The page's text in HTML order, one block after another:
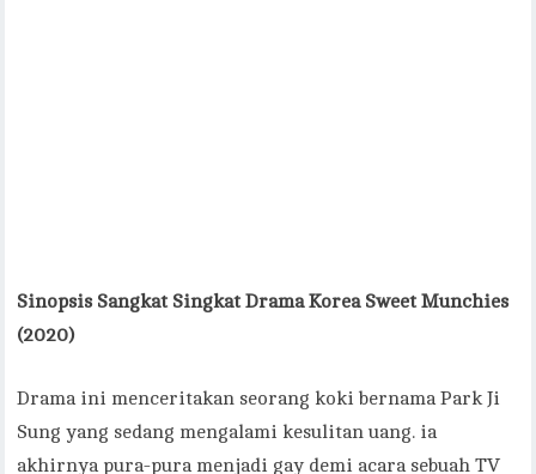
Sinopsis Sangkat Singkat Drama Korea Sweet Munchies
(2020)
Drama ini menceritakan seorang koki bernama Park Ji
Sung yang sedang mengalami kesulitan uang. ia
akhirnya pura-pura menjadi gay demi acara sebuah TV